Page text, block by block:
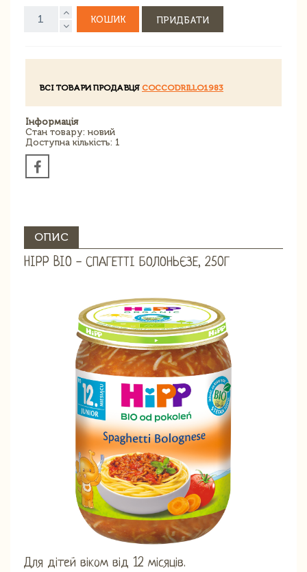
КОШИК ПРИДБАТИ
ВСІ ТОВАРИ ПРОДАВЦЯ COCCODRILLO1983
Інформація
Стан товару: новий
Доступна кількість: 1
ОПИС
HIPP BIO - СПАГЕТТІ БОЛОНЬЄЗЕ, 250Г
Для дітей віком від 12 місяців.